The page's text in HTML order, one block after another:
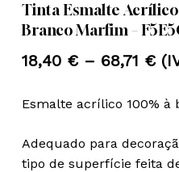
Tinta Esmalte Acrílico
Branco Marfim –
18,40 € – 68,71 €
Esmalte acrílico 100% à
Adequado para
tipo de superfície feita